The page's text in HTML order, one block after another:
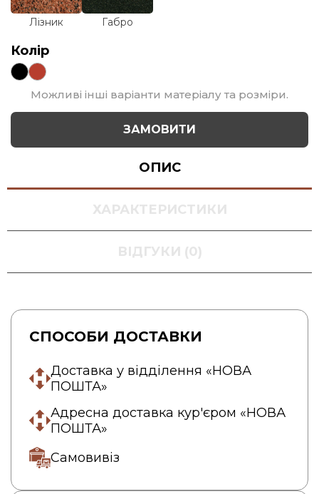
Лізник Габро
Колір
Можливі інші варіанти матеріалу та розміри.
ЗАМОВИТИ
ОПИС
ХАРАКТЕРИСТИКИ
ВІДГУКИ (0)
СПОСОБИ ДОСТАВКИ
Доставка у відділення «НОВА
ПОШТА»
Адресна доставка кур'єром «НОВА
ПОШТА»
Самовивіз